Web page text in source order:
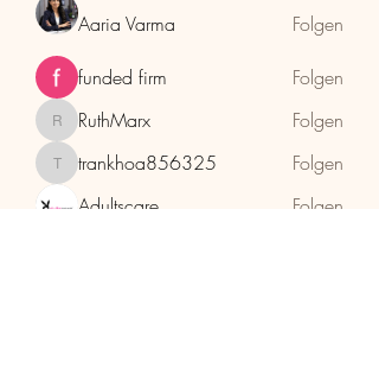
Aaria Varma
Folgen
funded firm Folgen
RuthMarx
RuthMarx Folgen
trankhoa856325
trankhoa856325
Folgen
Adultscare
Folgen